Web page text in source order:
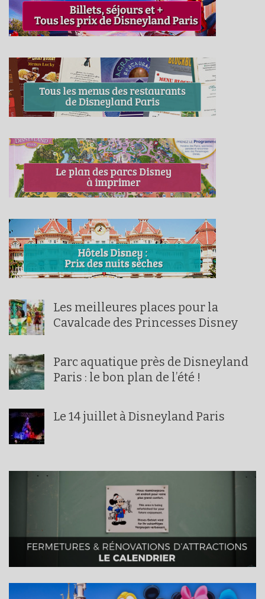
Les meilleures places pour la
Cavalcade des Princesses Disney
Parc aquatique près de Disneyland
Paris : le bon plan de l’été !
Le 14 juillet à Disneyland Paris